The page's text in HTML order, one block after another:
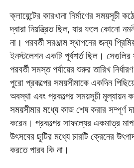
ক্লায়েন্টের কারখানা নির্মাণের সময়সূচী
দ্বারা নিয়ন্ত্রিত ছিল, যার ফলে কোনো
না। পরবর্তী সরঞ্জাম স্থাপনের জন্য
ইনস্টলেশন একটি পূর্বশর্ত ছিল। সেগুলির
পরবর্তী সমস্ত পর্যায়ের শুরুর তারিখ
পুরো প্রকল্পের সময়সীমাকে একদিন
অবস্থা এবং প্রকল্পের সময়সূচী মূল্যায়ন
সময়সীমার মধ্যে কাজ শেষ করার সম্পূর্ণ
করেন। প্রকল্পের সাফল্যের একমাত্র
উৎসবের ছুটির মধ্যে চারটি ক্রেনের
করতে পারব কি না।